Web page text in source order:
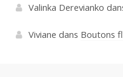
Valinka Derevianko
Viviane dans Boutons